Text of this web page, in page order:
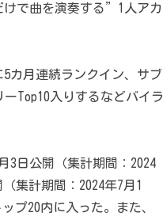
けで曲を演奏する”1人アカ
カ月連続ランクイン、サブ
Top10入りするなどバイラ
3日公開（集計期間：2024
集計期間：2024年7月1
プ20内に入った。また、